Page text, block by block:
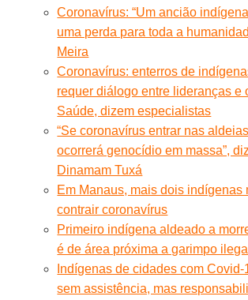
Coronavírus: “Um ancião
uma perda para toda a
Meira
Coronavírus: enterros de
requer diálogo entre lideranças e
Saúde, dizem especialistas
“Se coronavírus entrar nas
ocorrerá genocídio em massa”,
Dinamam Tuxá
Em Manaus, mais dois indígenas
contrair coronavírus
Primeiro indígena aldeado a
é de área próxima a garimpo ilegal
Indígenas de cidades com
sem assistência, mas